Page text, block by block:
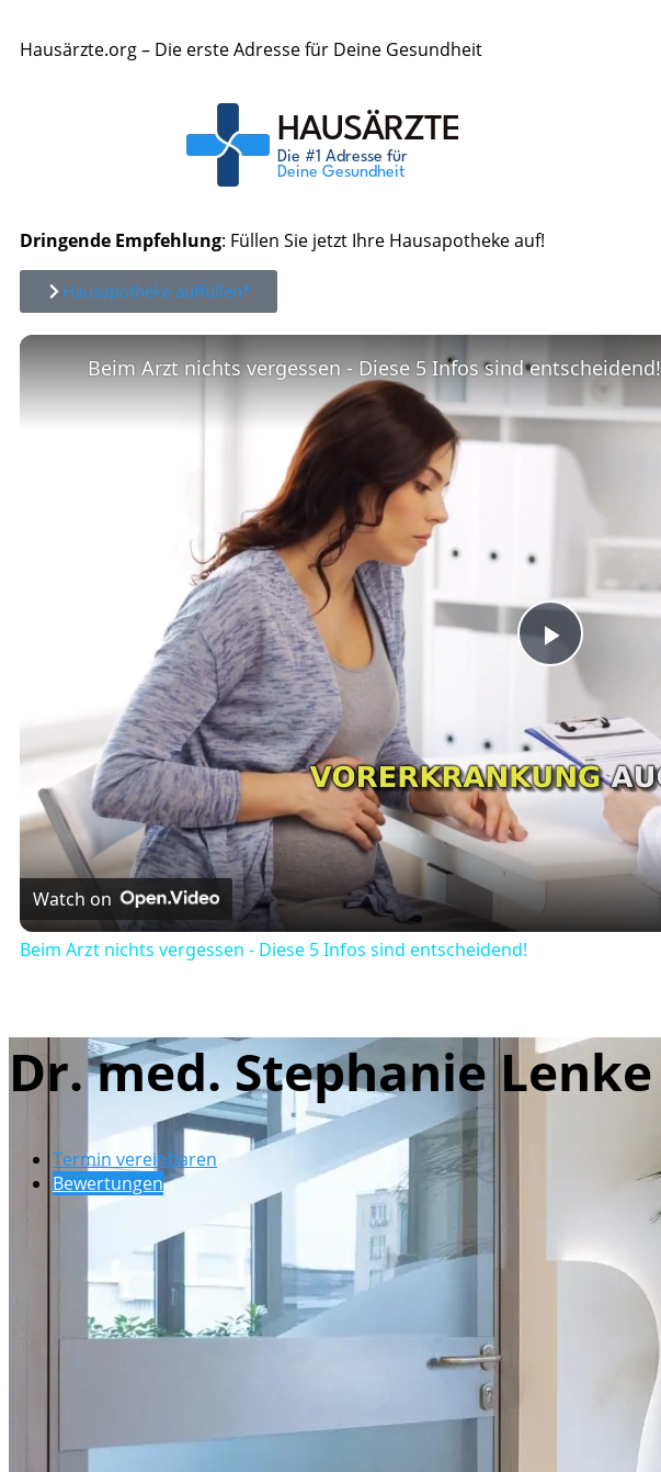
Hausärzte.org – Die erste Adresse für Deine Gesundheit
Dringende Empfehlung: Füllen Sie jetzt Ihre Hausapotheke auf!
Hausapotheke auffüllen*
Play
Video
Beim Arzt nichts vergessen - Diese 5 Infos sind entscheidend!
Watch on
Beim Arzt nichts vergessen - Diese 5 Infos sind entscheidend!
Dr. med. Stephanie Lenke
Termin vereinbaren
Bewertungen